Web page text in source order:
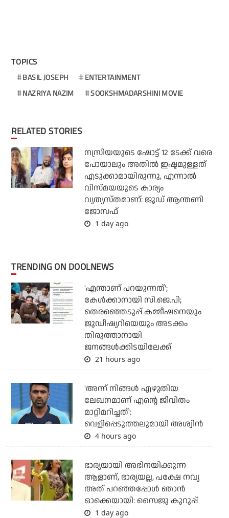
TOPICS
BASIL JOSEPH
ENTERTAINMENT
NAZRIYA NAZIM
SOOKSHMADARSHINI MOVIE
RELATED STORIES
നസ്രിയയുടെ ഷോട്ട് 12 ടേക്ക് വരെ
പോയാലും അതില്‍ ഇഷ്ടമുള്ളത്
എടുക്കാമായിരുന്നു, എന്നാല്‍
വിസ്മയയുടെ കാര്യം
വ്യത്യസ്തമാണ്: ജൂഡ് ആന്തണി
ജോസഫ്
1 day ago
TRENDING ON DOOLNEWS
'എന്താണ് പറയുന്നത്';
കേള്‍ക്കാനായി സി.ജെ.പി;
തെരഞ്ഞെടുപ്പ് കമ്മീഷനെയും
ജുഡീഷ്യറിയെയും അടക്കം
തിരുത്താനായി
ജനങ്ങള്‍ക്കിടയിലേക്ക്
21 hours ago
'അന്ന് നിങ്ങള്‍ എഴുതിയ
ലേഖനമാണ് എന്റെ ജീവിതം
മാറ്റിമറിച്ചത്':
വെളിപ്പെടുത്തലുമായി അശ്വിന്‍
4 hours ago
ഭാര്യയായി അഭിനയിക്കുന്ന
ആളാണ്, ഭാര്യയല്ല, പക്ഷേ നവ്യ
അത് പറഞ്ഞപ്പോള്‍ ഞാന്‍
ഓക്കെയായി: സൈജു കുറുപ്പ്
1 day ago